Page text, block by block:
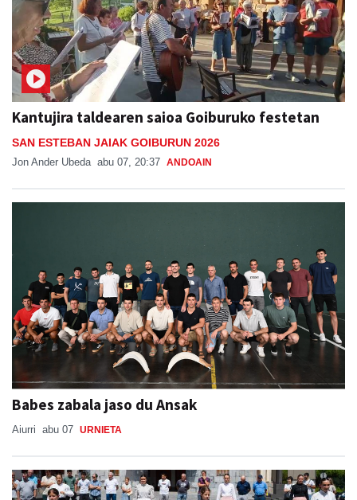
Kantujira taldearen saioa Goiburuko festetan
SAN ESTEBAN JAIAK GOIBURUN 2026
Jon Ander Ubeda abu 07, 20:37 ANDOAIN
Babes zabala jaso du Ansak
Aiurri abu 07 URNIETA